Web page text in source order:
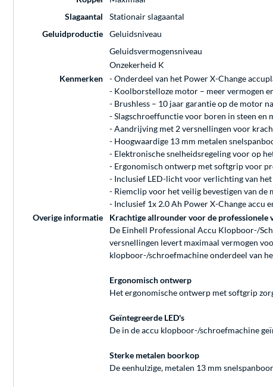
Slagaantal
Stationair slagaantal
Geluidproductie
Geluidsniveau
Geluidsvermogensniveau
Onzekerheid K
Kenmerken
- Onderdeel van het Power X-Change
- Koolborstelloze motor – meer vermogen
- Brushless – 10 jaar garantie op de motor
- Slagschroeffunctie voor boren in steen en
- Aandrijving met 2 versnellingen voor
- Hoogwaardige 13 mm metalen
- Elektronische snelheidsregeling voor op
- Ergonomisch ontwerp met softgrip voor
- Inclusief LED-licht voor verlichting van
- Riemclip voor het veilig bevestigen van de
- Inclusief 1x 2.0 Ah Power X-Change accu
Overige informatie
Krachtige allrounder voor de professionele
De Einhell Professional Accu Klopboor-/
versnellingen levert maximaal vermogen
klopboor-/schroefmachine onderdeel van
Ergonomisch ontwerp
Het ergonomische ontwerp met softgrip
Geïntegreerde LED's
De in de accu klopboor-/schroefmachine
Sterke metalen boorkop
De eenhulzige, metalen 13 mm